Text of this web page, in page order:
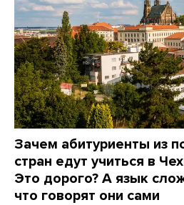
Зачем абитуриенты из
стран едут учиться в
Это дорого? А язык
что говорят они сами